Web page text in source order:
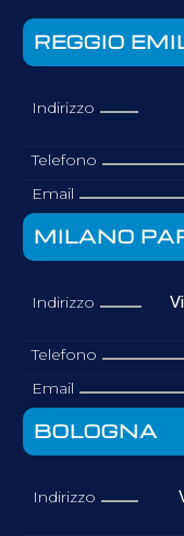
REGGIO
Indirizzo
Telefono
Email
MILANO
Indirizzo
Telefono
Email
BOLOGNA
Indirizzo